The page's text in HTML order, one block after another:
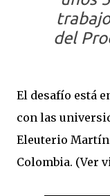
del
El desafío está
con las
Eleuterio
Colombia. (Ver